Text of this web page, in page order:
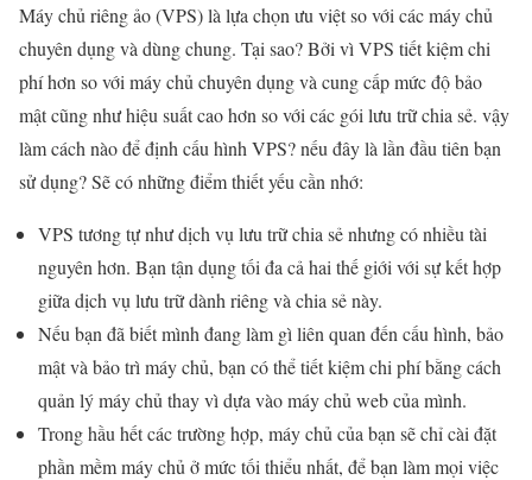
Máy chủ riêng ảo (VPS) là lựa chọn ưu việt so với các máy chủ
chuyên dụng và dùng chung. Tại sao? Bởi vì VPS tiết kiệm chi
phí hơn so với máy chủ chuyên dụng và cung cấp mức độ bảo
mật cũng như hiệu suất cao hơn so với các gói lưu trữ chia sẻ. vậy
làm cách nào để định cấu hình VPS? nếu đây là lần đầu tiên bạn
sử dụng? Sẽ có những điểm thiết yếu cần nhớ:
VPS tương tự như dịch vụ lưu trữ chia sẻ nhưng có nhiều tài
nguyên hơn. Bạn tận dụng tối đa cả hai thế giới với sự kết hợp
giữa dịch vụ lưu trữ dành riêng và chia sẻ này.
Nếu bạn đã biết mình đang làm gì liên quan đến cấu hình, bảo
mật và bảo trì máy chủ, bạn có thể tiết kiệm chi phí bằng cách
quản lý máy chủ thay vì dựa vào máy chủ web của mình.
Trong hầu hết các trường hợp, máy chủ của bạn sẽ chỉ cài đặt
phần mềm máy chủ ở mức tối thiểu nhất, để bạn làm mọi việc